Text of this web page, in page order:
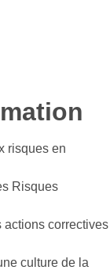
risques en
Risques
actions correctives
culture de la